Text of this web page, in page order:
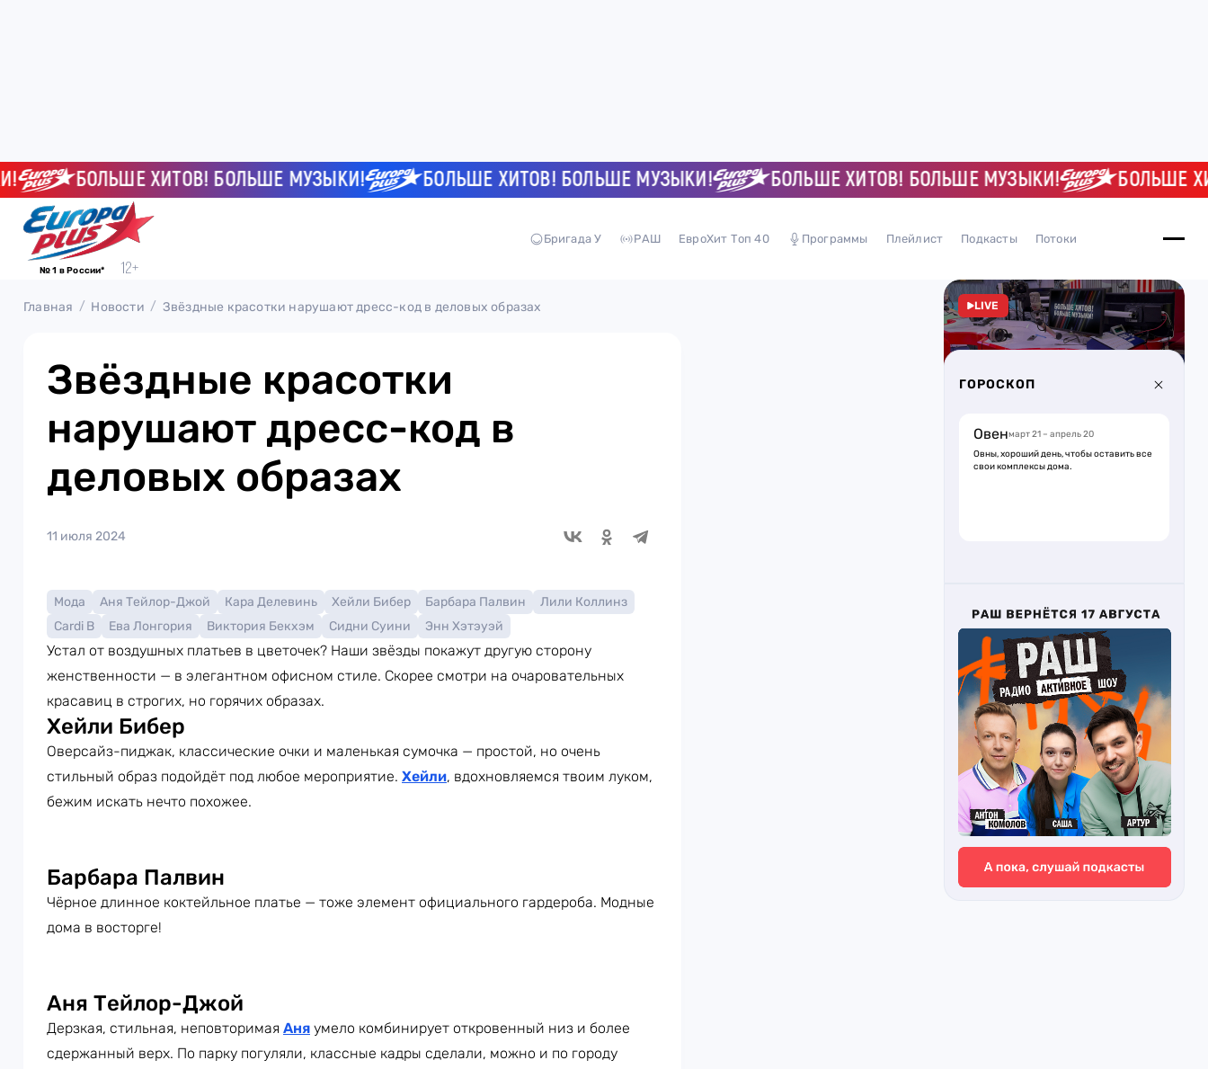
БОЛЬШЕ ХИТОВ! БОЛЬШЕ МУЗЫКИ! БОЛЬШЕ ХИТОВ! БОЛЬШЕ МУЗЫКИ! БОЛЬШЕ ХИТОВ! БОЛЬШЕ МУЗЫКИ! БОЛЬШЕ
№ 1 в России*
Бригада У РАШ ЕвроХит Топ 40 Программы Плейлист Подкасты Потоки
Главная Новости Звёздные красотки нарушают дресс-код в деловых образах
Звёздные красотки
нарушают дресс-код в
деловых образах
11 июля 2024
Мода Аня Тейлор-Джой Кара Делевинь Хейли Бибер Барбара Палвин
Лили Коллинз
Cardi B
Ева Лонгория Виктория Бекхэм Сидни Суини Энн Хэтэуэй
Устал от воздушных платьев в цветочек? Наши звёзды покажут другую сторону
женственности — в элегантном офисном стиле. Скорее смотри на очаровательных
красавиц в строгих, но горячих образах.
Хейли Бибер
Оверсайз-пиджак, классические очки и маленькая сумочка — простой, но очень
стильный образ подойдёт под любое мероприятие. Хейли, вдохновляемся твоим луком,
бежим искать нечто похожее.
Барбара Палвин
Чёрное длинное коктейльное платье — тоже элемент официального гардероба. Модные
дома в восторге!
Аня Тейлор-Джой
Дерзкая, стильная, неповторимая Аня умело комбинирует откровенный низ и более
сдержанный верх. По парку погуляли, классные кадры сделали, можно и по городу
LIVE
ГОРОСКОП
Овенмарт 21 – апрель 20
Овны, хороший день, чтобы оставить все
свои комплексы дома.